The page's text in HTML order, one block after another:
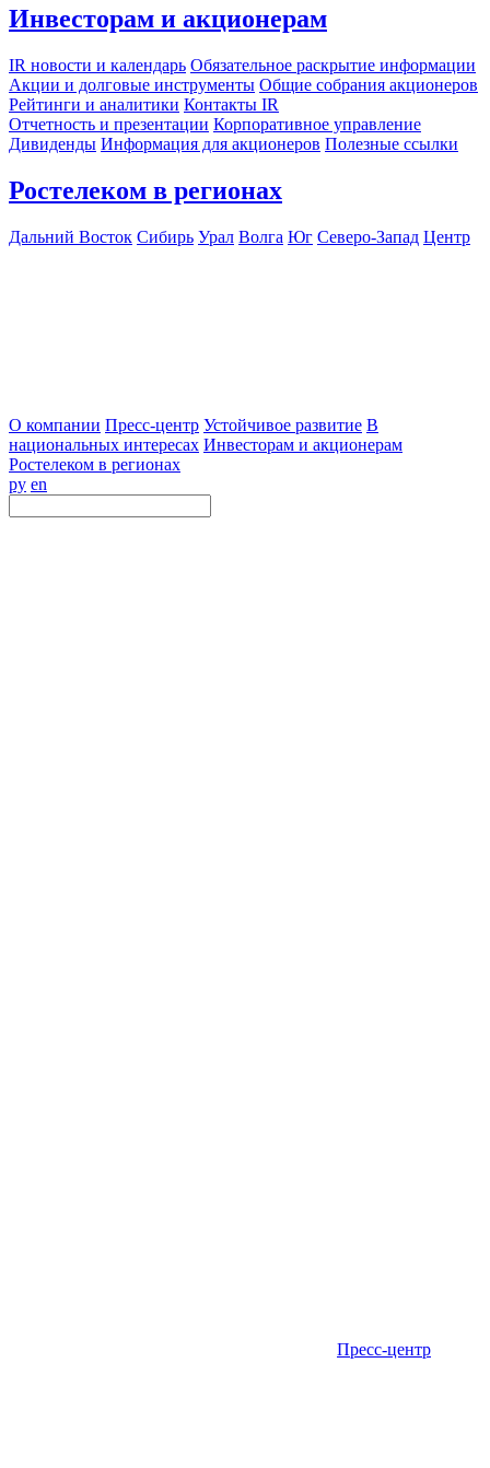
Инвесторам и акционерам
IR новости и календарь Обязательное раскрытие информации
Акции и долговые инструменты Общие собрания акционеров
Рейтинги и аналитики Контакты IR
Отчетность и презентации Корпоративное управление
Дивиденды Информация для акционеров Полезные ссылки
Ростелеком в регионах
Дальний Восток Сибирь Урал Волга Юг Северо-Запад Центр
О компании Пресс-центр Устойчивое развитие В
национальных интересах Инвесторам и акционерам
Ростелеком в регионах
ру en
Пресс-центр